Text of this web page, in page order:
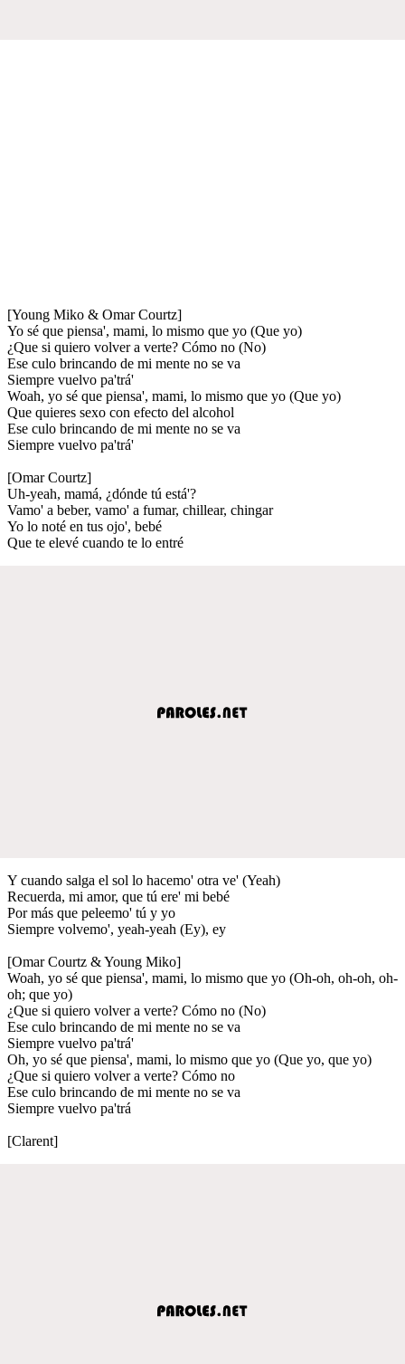
[Young Miko & Omar Courtz]
Yo sé que piensa', mami, lo mismo que yo (Que yo)
¿Que si quiero volver a verte? Cómo no (No)
Ese culo brincando de mi mente no se va
Siempre vuelvo pa'trá'
Woah, yo sé que piensa', mami, lo mismo que yo (Que yo)
Que quieres sexo con efecto del alcohol
Ese culo brincando de mi mente no se va
Siempre vuelvo pa'trá'
[Omar Courtz]
Uh-yeah, mamá, ¿dónde tú está'?
Vamo' a beber, vamo' a fumar, chillear, chingar
Yo lo noté en tus ojo', bebé
Que te elevé cuando te lo entré
Y cuando salga el sol lo hacemo' otra ve' (Yeah)
Recuerda, mi amor, que tú ere' mi bebé
Por más que peleemo' tú y yo
Siempre volvemo', yeah-yeah (Ey), ey
[Omar Courtz & Young Miko]
Woah, yo sé que piensa', mami, lo mismo que yo (Oh-oh, oh-oh, oh-
oh; que yo)
¿Que si quiero volver a verte? Cómo no (No)
Ese culo brincando de mi mente no se va
Siempre vuelvo pa'trá'
Oh, yo sé que piensa', mami, lo mismo que yo (Que yo, que yo)
¿Que si quiero volver a verte? Cómo no
Ese culo brincando de mi mente no se va
Siempre vuelvo pa'trá
[Clarent]